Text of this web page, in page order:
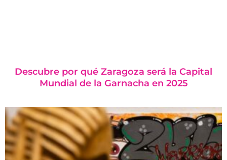
Descubre por qué Zaragoza será la Capital
Mundial de la Garnacha en 2025